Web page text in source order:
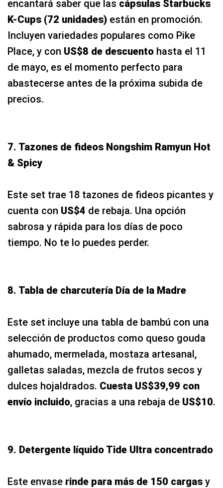
encantará saber que las cápsulas Starbucks
K-Cups (72 unidades) están en promoción.
Incluyen variedades populares como Pike
Place, y con US$8 de descuento hasta el 11
de mayo, es el momento perfecto para
abastecerse antes de la próxima subida de
precios.
7. Tazones de fideos Nongshim Ramyun Hot
& Spicy
Este set trae 18 tazones de fideos picantes y
cuenta con US$4 de rebaja. Una opción
sabrosa y rápida para los días de poco
tiempo. No te lo puedes perder.
8. Tabla de charcutería Día de la Madre
Este set incluye una tabla de bambú con una
selección de productos como queso gouda
ahumado, mermelada, mostaza artesanal,
galletas saladas, mezcla de frutos secos y
dulces hojaldrados. Cuesta US$39,99 con
envío incluido, gracias a una rebaja de US$10.
9. Detergente líquido Tide Ultra concentrado
Este envase rinde para más de 150 cargas y